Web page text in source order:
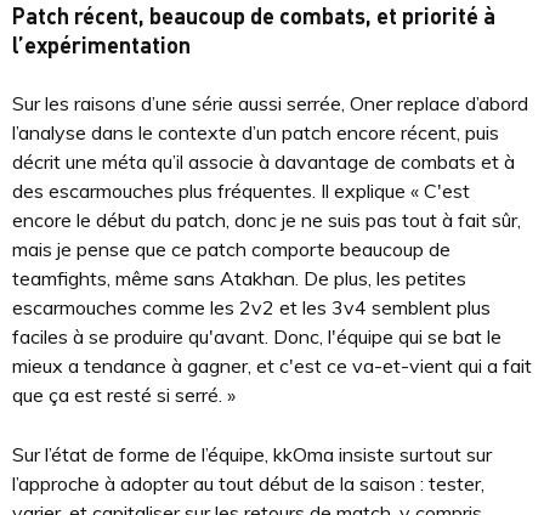
Patch récent, beaucoup de combats, et priorité à
l’expérimentation
Sur les raisons d’une série aussi serrée, Oner replace d’abord
l’analyse dans le contexte d’un patch encore récent, puis
décrit une méta qu’il associe à davantage de combats et à
des escarmouches plus fréquentes. Il explique « C'est
encore le début du patch, donc je ne suis pas tout à fait sûr,
mais je pense que ce patch comporte beaucoup de
teamfights, même sans Atakhan. De plus, les petites
escarmouches comme les 2v2 et les 3v4 semblent plus
faciles à se produire qu'avant. Donc, l'équipe qui se bat le
mieux a tendance à gagner, et c'est ce va-et-vient qui a fait
que ça est resté si serré. »
Sur l’état de forme de l’équipe, kkOma insiste surtout sur
l’approche à adopter au tout début de la saison : tester,